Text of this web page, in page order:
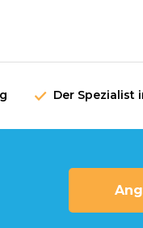
Der Spezialist